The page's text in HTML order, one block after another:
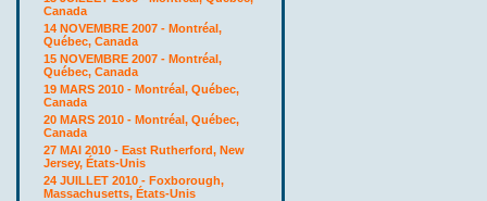
Canada
14 NOVEMBRE 2007 - Montréal,
Québec, Canada
15 NOVEMBRE 2007 - Montréal,
Québec, Canada
19 MARS 2010 - Montréal, Québec,
Canada
20 MARS 2010 - Montréal, Québec,
Canada
27 MAI 2010 - East Rutherford, New
Jersey, États-Unis
24 JUILLET 2010 - Foxborough,
Massachusetts, États-Unis